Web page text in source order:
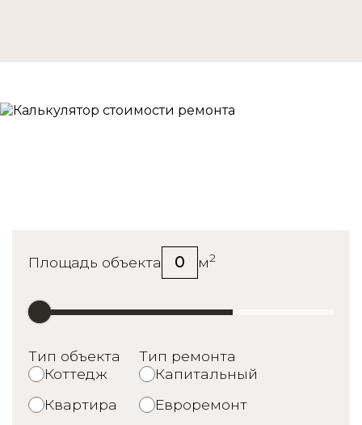
Площадь объекта 0 м2
Тип объекта
Коттедж
Квартира
Тип ремонта
Капитальный
Евроремонт